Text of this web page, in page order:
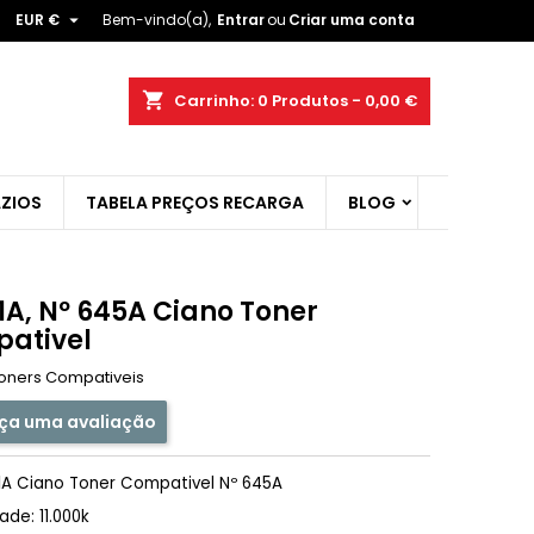
Bem-vindo(a), Entrarou Criar uma conta
EUR € 
shopping_cart Carrinho: 0 Produtos - 0,00 €
TABELA PREÇOS RECARGA BLOG
Nº 645A Ciano Toner
Compativeis
uma avaliação
Ciano Toner Compativel Nº 645A
11.000k